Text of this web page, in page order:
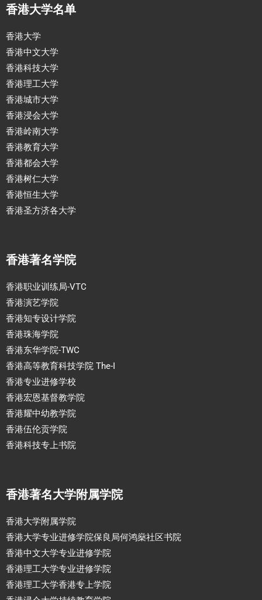
香港大学名单
香港大学
香港中文大学
香港科技大学
香港理工大学
香港城市大学
香港浸会大学
香港岭南大学
香港教育大学
香港都会大学
香港树仁大学
香港恒生大学
香港圣方济各大学
香港著名学院
香港职业训练局-VTC
香港演艺学院
香港知专设计学院
香港珠海学院
香港东华学院-TWC
香港高等教育科技学院 The-I
香港专业进修学校
香港宏恩基督教学院
香港耀中幼教学院
香港伍伦贡学院
香港科技专上书院
香港著名大学附属学院
香港大学附属学院
香港大学专业进修学院保良局何鸿燊社区书院
香港中文大学专业进修学院
香港理工大学专业进修学院
香港理工大学香港专上学院